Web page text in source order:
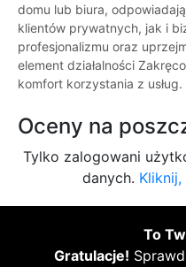
domu lub biura,
klientów prywatnych, jak i
profesjonalizmu oraz
element działalności
komfort korzystania z usług.
Oceny na
Tylko zalogowani
danych.
To
Gratulacje!